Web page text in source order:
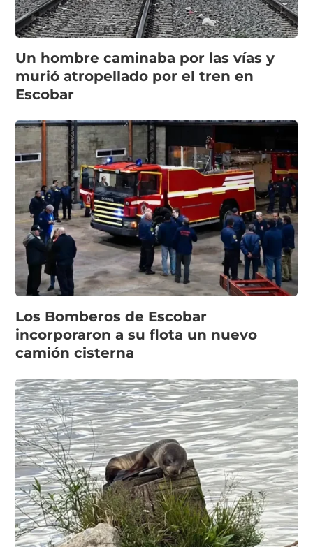
Un hombre caminaba por las vías y
murió atropellado por el tren en
Escobar
Los Bomberos de Escobar
incorporaron a su flota un nuevo
camión cisterna